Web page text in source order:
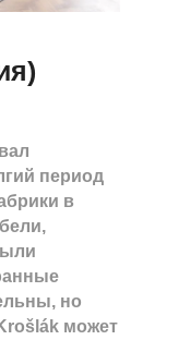
период
в
но
может